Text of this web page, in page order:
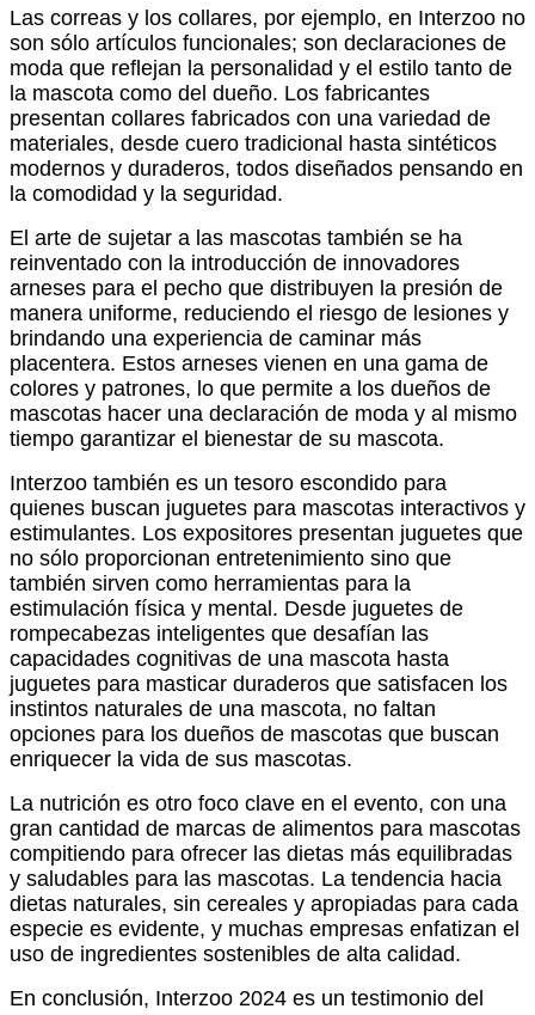
Las correas y los collares, por ejemplo, en Interzoo no
son sólo artículos funcionales; son declaraciones de
moda que reflejan la personalidad y el estilo tanto de
la mascota como del dueño. Los fabricantes
presentan collares fabricados con una variedad de
materiales, desde cuero tradicional hasta sintéticos
modernos y duraderos, todos diseñados pensando en
la comodidad y la seguridad.
El arte de sujetar a las mascotas también se ha
reinventado con la introducción de innovadores
arneses para el pecho que distribuyen la presión de
manera uniforme, reduciendo el riesgo de lesiones y
brindando una experiencia de caminar más
placentera. Estos arneses vienen en una gama de
colores y patrones, lo que permite a los dueños de
mascotas hacer una declaración de moda y al mismo
tiempo garantizar el bienestar de su mascota.
Interzoo también es un tesoro escondido para
quienes buscan juguetes para mascotas interactivos y
estimulantes. Los expositores presentan juguetes que
no sólo proporcionan entretenimiento sino que
también sirven como herramientas para la
estimulación física y mental. Desde juguetes de
rompecabezas inteligentes que desafían las
capacidades cognitivas de una mascota hasta
juguetes para masticar duraderos que satisfacen los
instintos naturales de una mascota, no faltan
opciones para los dueños de mascotas que buscan
enriquecer la vida de sus mascotas.
La nutrición es otro foco clave en el evento, con una
gran cantidad de marcas de alimentos para mascotas
compitiendo para ofrecer las dietas más equilibradas
y saludables para las mascotas. La tendencia hacia
dietas naturales, sin cereales y apropiadas para cada
especie es evidente, y muchas empresas enfatizan el
uso de ingredientes sostenibles de alta calidad.
En conclusión, Interzoo 2024 es un testimonio del